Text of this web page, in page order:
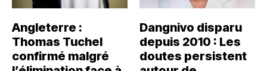
Angleterre :
Thomas Tuchel
confirmé malgré
Dangnivo disparu
depuis 2010 : Les
doutes persistent